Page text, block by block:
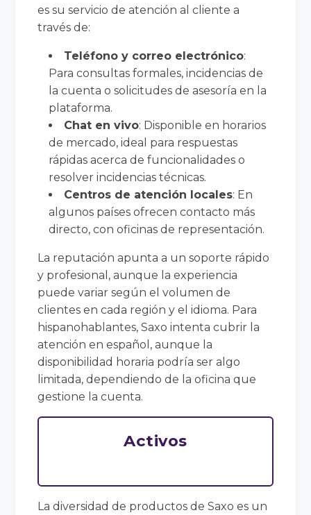
es su servicio de atención al cliente a
través de:
Teléfono y correo electrónico:
Para consultas formales, incidencias de
la cuenta o solicitudes de asesoría en la
plataforma.
Chat en vivo: Disponible en horarios
de mercado, ideal para respuestas
rápidas acerca de funcionalidades o
resolver incidencias técnicas.
Centros de atención locales: En
algunos países ofrecen contacto más
directo, con oficinas de representación.
La reputación apunta a un soporte rápido
y profesional, aunque la experiencia
puede variar según el volumen de
clientes en cada región y el idioma. Para
hispanohablantes, Saxo intenta cubrir la
atención en español, aunque la
disponibilidad horaria podría ser algo
limitada, dependiendo de la oficina que
gestione la cuenta.
Activos
La diversidad de productos de Saxo es un